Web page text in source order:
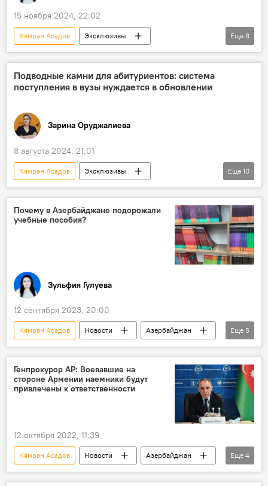
15 ноября 2024, 22:02
Кямран Асадов
Эксклюзивы
Азербайджан
Общество
Учителя
Школа
Налогообложение
Освобождение
Еще 8
Подводные камни для абитуриентов: система
поступления в вузы нуждается в обновлении
Зарина Оруджалиева
8 августа 2024, 21:01
Кямран Асадов
Эксклюзивы
Азербайджан
Общество
Поступление
Образование
Университет
Еще 10
Почему в Азербайджане подорожали
учебные пособия?
Зульфия Гулуева
12 сентября 2023, 20:00
Кямран Асадов Новости
Азербайджан
Общество
Образование
Государственный экзаменационный центр (ГЭЦ)
Учебники
Школа
Еще 5
Генпрокурор АР: Воевавшие на
стороне Армении наемники будут
привлечены к ответственности
12 октября 2022, 11:39
Кямран Асадов Новости
Азербайджан
Генпрокуратура АР
Кямран Алиев
Еще 4